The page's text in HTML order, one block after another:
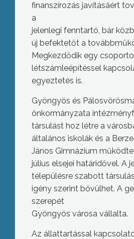
finanszírozás javításáért
a
jelenlegi fenntartó, bár
új befektetőt a
Megkezdődik egy
létszámleépítéssel
egyeztetés is.
Gyöngyös és
önkormányzata
társulást hoz létre a
általános iskolák és a
János Gimnázium
július elsejei határidővel. A
településre szabott
igény szerint bővülhet. A
szerepét
Gyöngyös városa vállalta.
Az állattartással